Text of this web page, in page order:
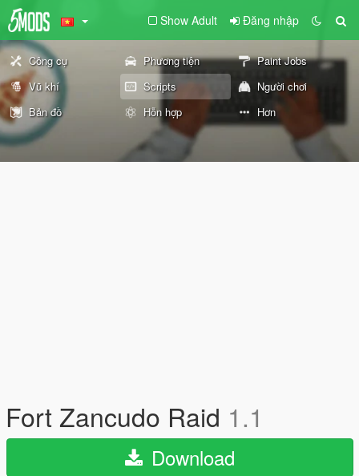
Show Adult Đăng nhập
Công cụ Phương tiện
Paint Jobs
Vũ khí
Scripts
Người chơi
Bản đồ
Hỗn hợp Hơn
Fort Zancudo Raid 1.1
Download